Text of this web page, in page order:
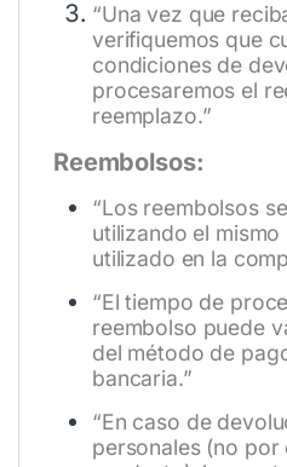
“Una vez que
verifiquemos que
condiciones de
procesaremos el
reemplazo.”
Reembolsos:
“Los reembolsos
utilizando el
utilizado en la
“El tiempo de
reembolso puede
del método de
bancaria.”
“En caso de
personales (no por